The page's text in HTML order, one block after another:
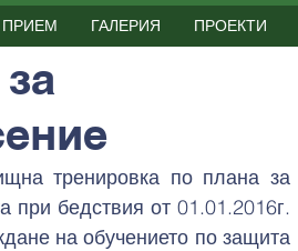
тренировка по плана за
при бедствия от 01.01.2016г.
на обучението по защита
ПРИЕМ ГАЛЕРИЯ ПРОЕКТИ